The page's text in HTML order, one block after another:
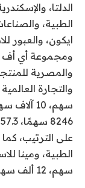
الدلتا،
الطبية،
ايكون، والعبور
ومجموعة أي أف
والمصرية
على الترتيب،
سهم، 12 ألف سهم، على التوالي.